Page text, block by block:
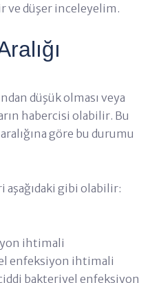
ve düşer inceleyelim.
düşük olması veya
habercisi olabilir. Bu
göre bu durumu
aşağıdaki gibi olabilir:
ihtimali
enfeksiyon ihtimali
bakteriyel enfeksiyon